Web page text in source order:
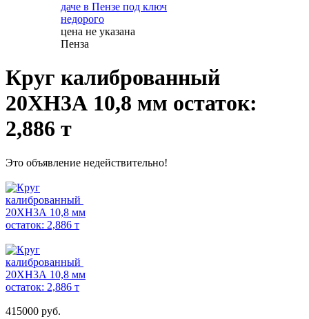
даче в Пензе под ключ
недорого
цена не указана
Пенза
Круг калиброванный
20ХН3А 10,8 мм остаток:
2,886 т
Это объявление недействительно!
415000 руб.